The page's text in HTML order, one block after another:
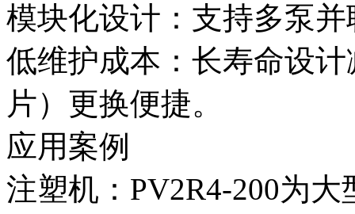
模块化设计：支持多泵
低维护成本：长寿命设
片）更换便捷。
应用案例
注塑机：PV2R4-200为